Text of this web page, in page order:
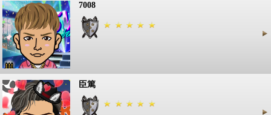
7008
臣篤